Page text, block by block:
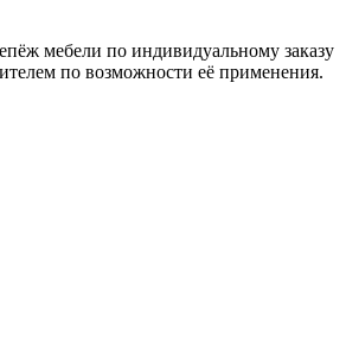
мебели по индивидуальному заказу
по возможности её применения.